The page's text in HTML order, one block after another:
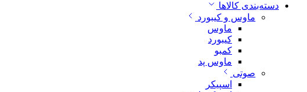
دسته‌بندی کالاها
ماوس و کیبورد
ماوس
کیبورد
کمبو
ماوس پد
صوتی
اسپیکر